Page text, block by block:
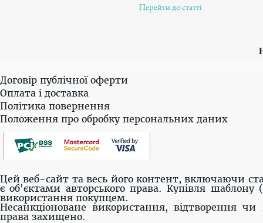
Перейти до статті
Договір публічної оферти
Оплата і доставка
Політика повернення
Положення про обробку персональних даних
Цей веб-сайт та весь його контент, включаючи
є об'єктами авторського права. Купівля шаблону
використання покупцем.
Несанкціоноване використання, відтворення
права захищено.